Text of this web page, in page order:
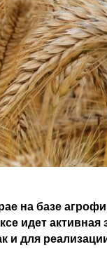
на базе
идет
и для